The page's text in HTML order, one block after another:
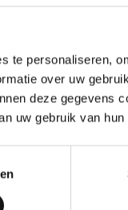
te personaliseren,
over uw
deze gegevens
uw gebruik van
ongeveer
en een tank
150 Duitse
in nazi-